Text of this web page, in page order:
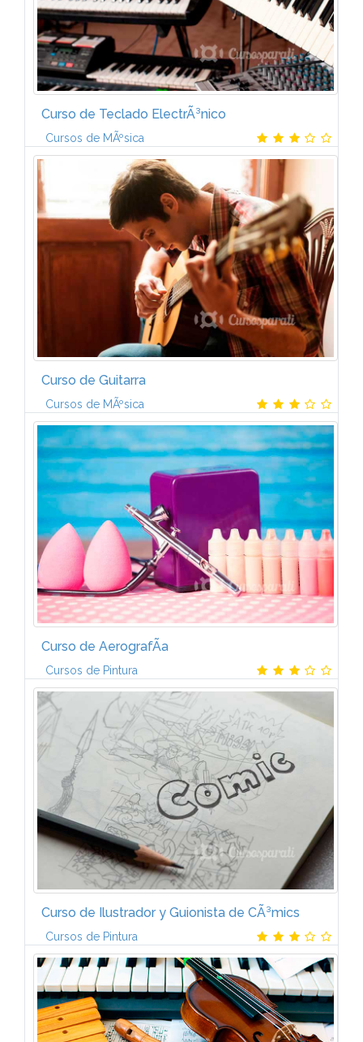
Curso de Teclado ElectrÃ³nico
Cursos de MÃºsica
Hemos preparado dos tipos de ejercicios prÃ¡cticos:
los que harÃ¡s con tu teclado, siguiendo las
instrucciones de tu profesor, y unos "Tests de
AudiciÃ³n" que escucharÃ¡s en los...
Curso de Guitarra
Cursos de MÃºsica
Aprender a tocar la guitarra: DiviÃ©rtete aprendiendo
una profesiÃ³nCon este Curso de Guitarra adquirirÃ¡s
conocimientos que enriquecerÃ¡n tu vida privada y
que, si lo deseas, te...
Curso de AerografÃ­a
Cursos de Pintura
Salidas ProfesionalesPodrÃ¡s trabajar en diferentes
campos: carteles, publicidad, escenografÃ­a,
maquetaciÃ³n y modelismo, estampaciÃ³n artesanal
de tejidos, decoraciÃ³n de...
Curso de Ilustrador y Guionista de CÃ³mics
Cursos de Pintura
Gracias al temario del Curso de Ilustrador y Guionista
de cÃ³mics de CCC tendrÃ¡s una formaciÃ³n artÃ­stica
y tÃ©cnica lo mÃ¡s completa posible sobre el
mundo del cÃ³mic. Los...